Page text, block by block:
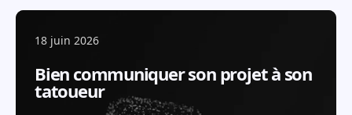
18 juin 2026
Bien communiquer son projet à son
tatoueur